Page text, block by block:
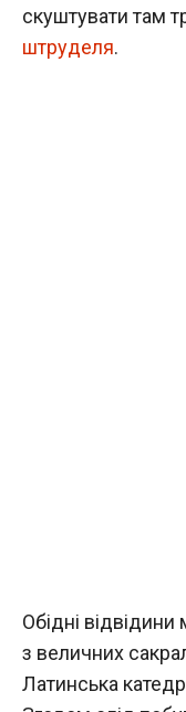
скуштувати там
штруделя.
Обідні відвідини
з величних
Латинська